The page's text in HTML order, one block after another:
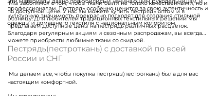
профессионалам. Пестрядь особенно ценится за свою аутентичность и
культурную значимость, прекрасно подходят для создания стильной
одежды и домашнего текстиля с национальным колоритом.
Мы заботимся о том, чтобы ткани были не только качественными, но и
по доступной цене. У нас вы можете купить пестрядь оптом и в
розницу. Для любителей традиционных текстильных решений мы
предлагаем доступные цены на пестрядь различных расцветок.
Благодаря регулярным акциям и сезонным распродажам, вы всегда
можете приобрести любимые ткани со скидкой.
Пестрядь(пестроткань) с доставкой по всей
России и СНГ
Мы делаем всё, чтобы покупка пестрядь(пестроткань) была для вас
настоящим комфортной.